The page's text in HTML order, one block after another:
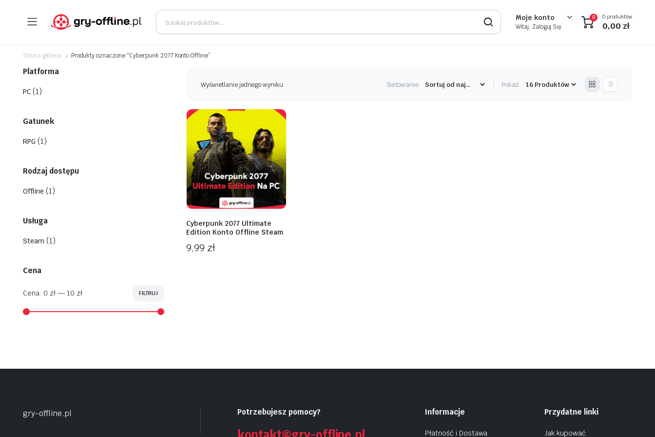
Moje konto
Witaj, Zaloguj Się
0 0 produktów
0,00 zł
Strona główna Produkty oznaczone “Cyberpunk 2077 Konto Offline”
Wyświetlanie jednego wyniku Sortowanie: Pokaż:
Cyberpunk 2077 Ultimate
Edition Konto Offline Steam
9,99 zł
Platforma
PC (1)
Gatunek
RPG (1)
Rodzaj dostępu
Offline (1)
Usługa
Steam (1)
Cena
FILTRUJ
Cena: 0 zł— 10 zł
gry-offline.pl Potrzebujesz pomocy? Informacje
Płatność i Dostawa
Przydatne linki
Jak kupować